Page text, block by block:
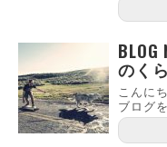
のく
こんにち
ブログ